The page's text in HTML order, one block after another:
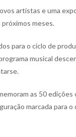
artistas e uma
meses.
para o ciclo de
musical
as 50 edições
marcada para o